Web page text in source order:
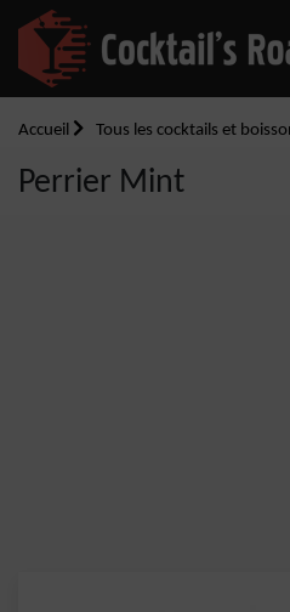
Accueil Tous les cocktails et
Perrier Mint